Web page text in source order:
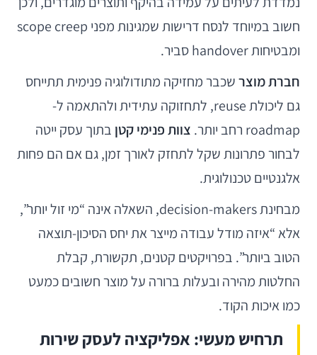
חשוב במיוחד לנסח דרישות שמגינות מפני scope creep
ומבטיחות handover סביר.
חברת מוצרשכבר מחזיקה מתודולוגיה פנימית תתייחס
גם ליכולת reuse, לתחזוקה עתידית ולהתאמה ל-
roadmap רחב יותר.
צוות פנימי קטן בתוך עסק ייטה
לבחור פתרונות שקל לתחזק לאורך זמן, גם אם הם פחות
אלגנטיים טכנולוגית.
מבחינת decision-makers, השאלה אינה “מי זול יותר”,
אלא “איזה מודל עבודה מייצר את יחס הסיכון-תוצאה
הטוב ביותר”. בפרויקטים קטנים, תקשורת, קבלת
החלטות מהירה ובעלות ברורה על מוצר חשובים כמעט
כמו איכות הקוד.
תרחיש מעשי: אפליקציה לעסק שירות